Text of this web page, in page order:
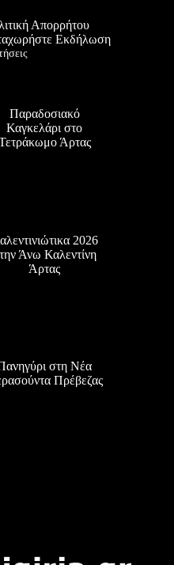
Απορρήτου
Εκδήλωση
Παραδοσιακό
Καγκελάρι στο
Άρτας
2026
Άνω Καλεντίνη
Άρτας
στη Νέα
Πρέβεζας